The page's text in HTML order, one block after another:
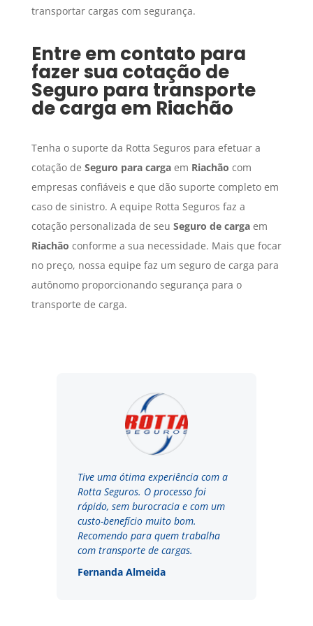
transportar cargas com segurança.
Entre em contato para
fazer sua cotação de
Seguro para transporte
de carga em Riachão
Tenha o suporte da Rotta Seguros para efetuar a
cotação de Seguro para cargaem Riachão com
empresas confiáveis e que dão suporte completo em
caso de sinistro. A equipe Rotta Seguros faz a
cotação personalizada de seu Seguro de cargaem
Riachão conforme a sua necessidade. Mais que focar
no preço, nossa equipe faz um seguro de carga para
autônomo proporcionando segurança para o
transporte de carga.
Tive uma ótima experiência com a
Rotta Seguros. O processo foi
rápido, sem burocracia e com um
custo-benefício muito bom.
Recomendo para quem trabalha
com transporte de cargas.
Fernanda Almeida